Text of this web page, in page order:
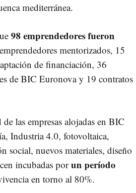
mediterránea.
98 emprendedores fueron
mentorizados, 15
de financiación, 36
de BIC Euronova y 19 contratos
las empresas alojadas en BIC
Industria 4.0, fotovoltaica,
social, nuevos materiales, diseño
incubadas porun período
en torno al 80%.